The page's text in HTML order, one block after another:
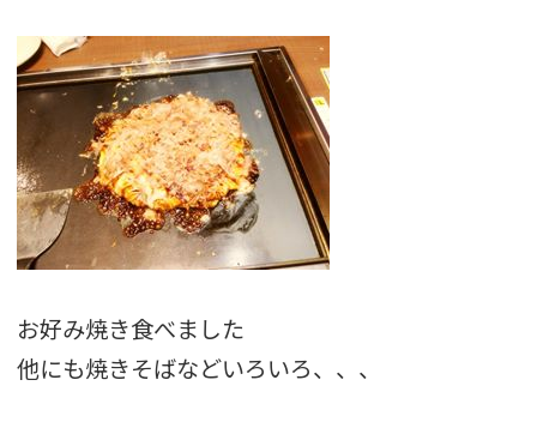
お好み焼き食べました
他にも焼きそばなどいろいろ、、、